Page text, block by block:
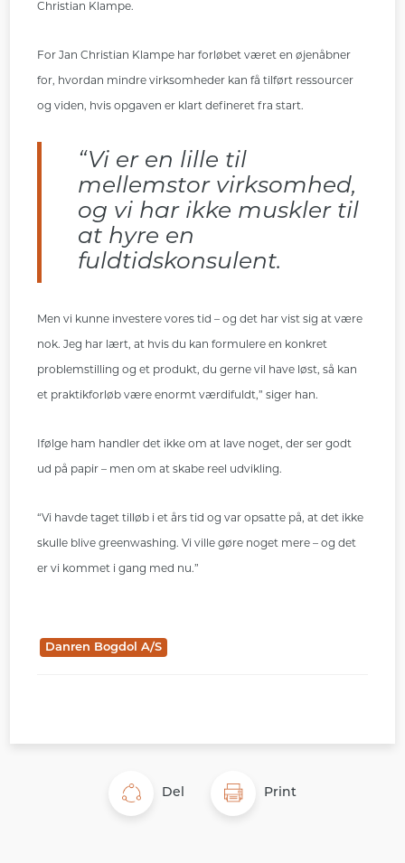
Christian Klampe.
For Jan Christian Klampe har forløbet været en øjenåbner
for, hvordan mindre virksomheder kan få tilført ressourcer
og viden, hvis opgaven er klart defineret fra start.
“Vi er en lille til
mellemstor virksomhed,
og vi har ikke muskler til
at hyre en
fuldtidskonsulent.
Men vi kunne investere vores tid – og det har vist sig at være
nok. Jeg har lært, at hvis du kan formulere en konkret
problemstilling og et produkt, du gerne vil have løst, så kan
et praktikforløb være enormt værdifuldt,” siger han.
Ifølge ham handler det ikke om at lave noget, der ser godt
ud på papir – men om at skabe reel udvikling.
“Vi havde taget tilløb i et års tid og var opsatte på, at det ikke
skulle blive greenwashing. Vi ville gøre noget mere – og det
er vi kommet i gang med nu.”
Danren Bogdol A/S
Del Print